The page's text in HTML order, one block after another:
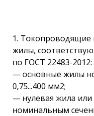
1.
жилы,
по ГОСТ 22483-2012:
— основные жилы
0,75...400 мм2;
— нулевая жила
номинальным